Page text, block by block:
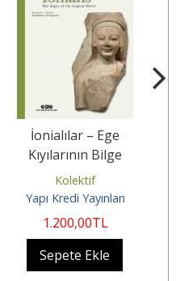
İonialılar – Ege
Kıyılarının Bilge
Sakinleri
Kolektif
Yapı Kredi Yayınları
1.200,00TL
Sepete Ekle